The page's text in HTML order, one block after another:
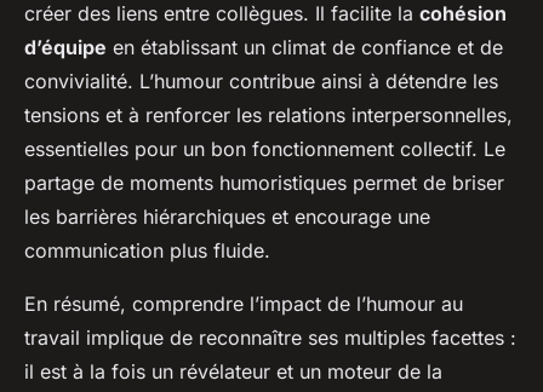
créer des liens entre collègues. Il facilite la cohésion
d’équipe en établissant un climat de confiance et de
convivialité. L’humour contribue ainsi à détendre les
tensions et à renforcer les relations interpersonnelles,
essentielles pour un bon fonctionnement collectif. Le
partage de moments humoristiques permet de briser
les barrières hiérarchiques et encourage une
communication plus fluide.
En résumé, comprendre l’impact de l’humour au
travail implique de reconnaître ses multiples facettes :
il est à la fois un révélateur et un moteur de la